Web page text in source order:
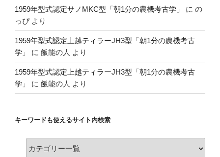
1959年型式認定サノMKC型「朝1分の農機考古学」 に の
っぴより
1959年型式認定上越ティラーJH3型「朝1分の農機考古
学」
に 飯能の人 より
1959年型式認定上越ティラーJH3型「朝1分の農機考古
学」
に 飯能の人 より
キーワードも使えるサイト内検索